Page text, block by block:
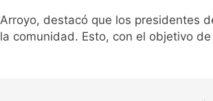
destacó que los
Esto, con el objetivo